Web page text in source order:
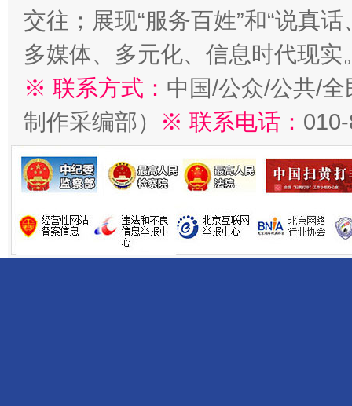
受贿1.44亿！段成刚被判无期 从幼
交往；展现“服务百姓”和“说真
多媒体、多元化、信息时代现实
※ 联系方式： 中国/公众/公共/
制作采编部）
※ 联系电话：